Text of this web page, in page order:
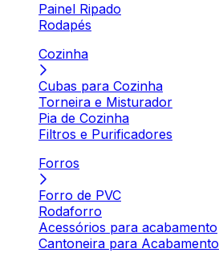
Painel Ripado
Rodapés
Cozinha
Cubas para Cozinha
Torneira e Misturador
Pia de Cozinha
Filtros e Purificadores
Forros
Forro de PVC
Rodaforro
Acessórios para acabamento
Cantoneira para Acabamento